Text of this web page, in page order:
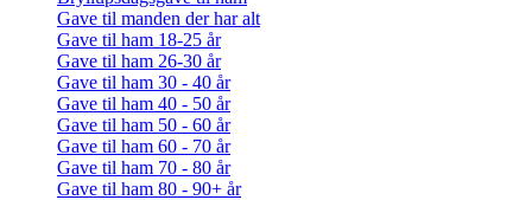
Gave til manden der har alt
Gave til ham 18-25 år
Gave til ham 26-30 år
Gave til ham 30 - 40 år
Gave til ham 40 - 50 år
Gave til ham 50 - 60 år
Gave til ham 60 - 70 år
Gave til ham 70 - 80 år
Gave til ham 80 - 90+ år